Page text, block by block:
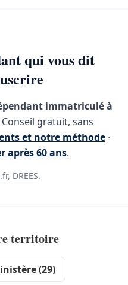
qui vous dit
immatriculé à
Conseil gratuit, sans
et notre méthode ·
après 60 ans.
, DREES.
territoire
(29)